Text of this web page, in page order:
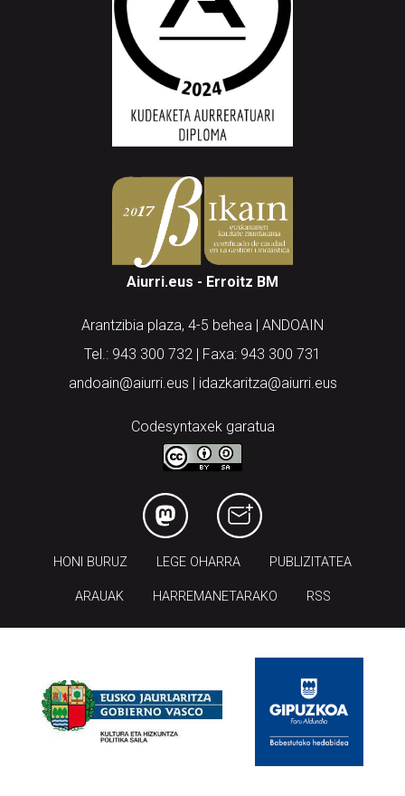
Aiurri.eus - Erroitz BM
Arantzibia plaza, 4-5 behea | ANDOAIN
Tel.: 943 300 732 | Faxa: 943 300 731
andoain@aiurri.eus | idazkaritza@aiurri.eus
Codesyntaxek garatua
HONI BURUZ LEGE OHARRA PUBLIZITATEA
ARAUAK HARREMANETARAKO RSS